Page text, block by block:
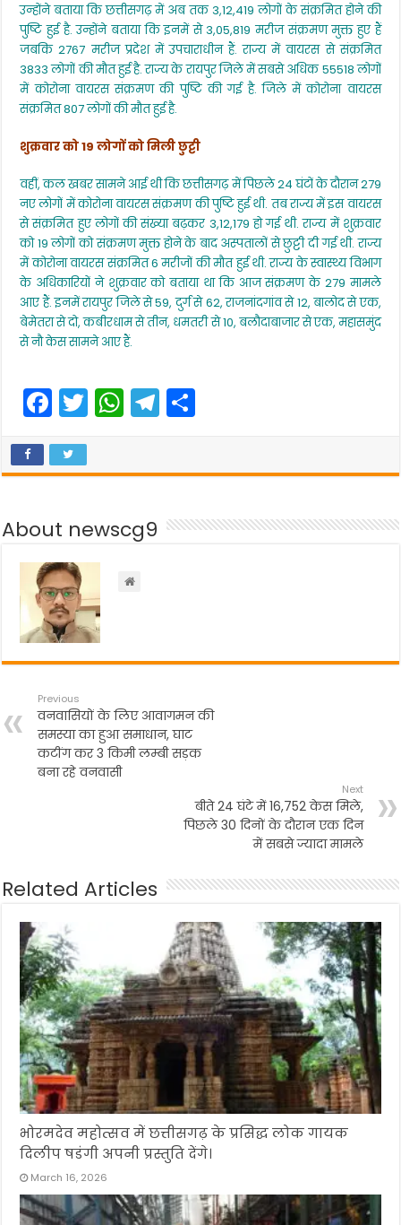
उन्होंने बताया कि छत्तीसगढ़ में अब तक 3,12,419 लोगों के संक्रमित होने की
पुष्टि हुई है. उन्होंने बताया कि इनमें से 3,05,819 मरीज संक्रमण मुक्त हुए हैं
जबकि 2767 मरीज प्रदेश में उपचाराधीन हैं. राज्य में वायरस से संक्रमित
3833 लोगों की मौत हुई है. राज्य के रायपुर जिले में सबसे अधिक 55518 लोगों
में कोरोना वायरस संक्रमण की पुष्टि की गई है. जिले में कोरोना वायरस
संक्रमित 807 लोगों की मौत हुई है.
शुक्रवार को 19 लोगों को मिली छुट्टी
वहीं, कल खबर सामने आई थी कि छत्तीसगढ़ में पिछले 24 घंटों के दौरान 279
नए लोगों में कोरोना वायरस संक्रमण की पुष्टि हुई थी. तब राज्य में इस वायरस
से संक्रमित हुए लोगों की संख्या बढ़कर 3,12,179 हो गई थी. राज्य में शुक्रवार
को 19 लोगों को संक्रमण मुक्त होने के बाद अस्पतालों से छुट्टी दी गई थी. राज्य
में कोरोना वायरस संक्रमित 6 मरीजों की मौत हुई थी. राज्य के स्वास्थ्य विभाग
के अधिकारियों ने शुक्रवार को बताया था कि आज संक्रमण के 279 मामले
आए हैं. इनमें रायपुर जिले से 59, दुर्ग से 62, राजनांदगांव से 12, बालोद से एक,
बेमेतरा से दो, कबीरधाम से तीन, धमतरी से 10, बलौदाबाजार से एक, महासमुंद
से नौ केस सामने आए हैं.
F
a
c
e
b
o
o
k
T
w
er
W
h
ts
A
p
p
T
el
gr
a
e
About newscg9
Previous
वनवासियों के लिए आवागमन की
समस्या का हुआ समाधान, घाट
कटींग कर 3 किमी लम्बी सड़क
बना रहे वनवासी
Next
बीते 24 घंटे में 16,752 केस मिले,
पिछले 30 दिनों के दौरान एक दिन
में सबसे ज्यादा मामले
Related Articles
भोरमदेव महोत्सव में छत्तीसगढ़ के प्रसिद्ध लोक गायक
दिलीप षडंगी अपनी प्रस्तुति देंगे।
March 16, 2026